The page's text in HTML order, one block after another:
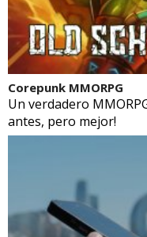
Corepunk MMORPG
Un verdadero
antes, pero mejor!